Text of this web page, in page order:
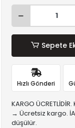
Sepete
Hızlı Gönderi
KARGO
→ Ücretsiz kargo.
düşülür.